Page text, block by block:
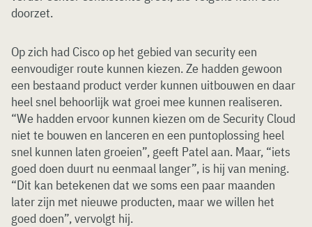
doorzet.
Op zich had Cisco op het gebied van security een
eenvoudiger route kunnen kiezen. Ze hadden gewoon
een bestaand product verder kunnen uitbouwen en daar
heel snel behoorlijk wat groei mee kunnen realiseren.
“We hadden ervoor kunnen kiezen om de Security Cloud
niet te bouwen en lanceren en een puntoplossing heel
snel kunnen laten groeien”, geeft Patel aan. Maar, “iets
goed doen duurt nu eenmaal langer”, is hij van mening.
“Dit kan betekenen dat we soms een paar maanden
later zijn met nieuwe producten, maar we willen het
goed doen”, vervolgt hij.